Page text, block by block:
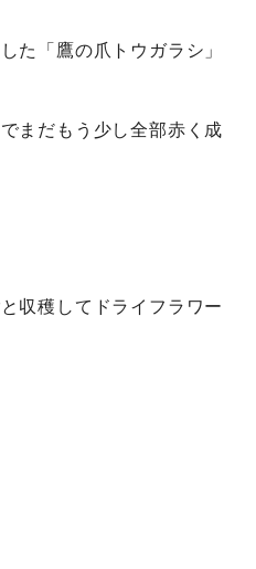
た「鷹の爪トウガラシ」
まだもう少し全部赤く成
収穫してドライフラワー